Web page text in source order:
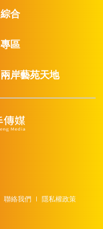
綜合
專區
兩岸藝苑天地
聯絡我們
隱私權政策